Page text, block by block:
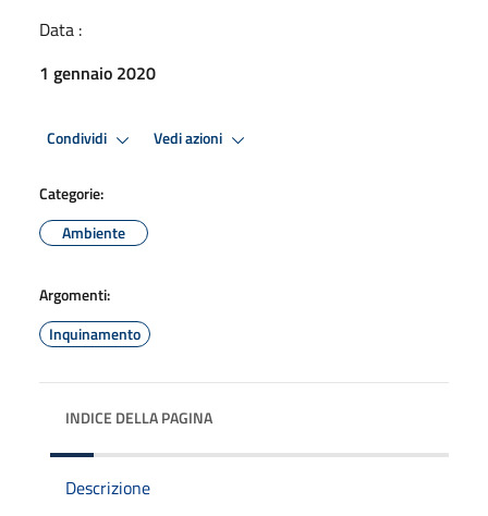
Data :
1 gennaio 2020
Condividi Vedi azioni
Categorie:
Ambiente
Argomenti:
Inquinamento
INDICE DELLA PAGINA
Descrizione